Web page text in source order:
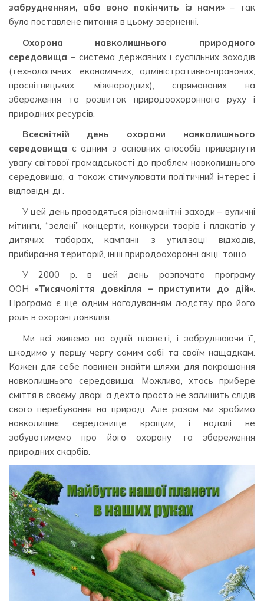
забрудненням, або воно покінчить із нами» – так
було поставлене питання в цьому зверненні.
Охорона навколишнього природного
середовища – система державних і суспільних заходів
(технологічних, економічних, адміністративно-правових,
просвітницьких, міжнародних), спрямованих на
збереження та розвиток природоохоронного руху і
природних ресурсів.
Всесвітній день охорони навколишнього
середовища є одним з основних способів привернути
увагу світової громадськості до проблем навколишнього
середовища, а також стимулювати політичний інтерес і
відповідні дії.
У цей день проводяться різноманітні заходи – вуличні
мітинги, “зелені” концерти, конкурси творів і плакатів у
дитячих таборах, кампанії з утилізації відходів,
прибирання територій, інші природоохоронні акції тощо.
У 2000 р. в цей день розпочато програму
ООН «Тисячоліття довкілля – приступити до дій».
Програма є ще одним нагадуванням людству про його
роль в охороні довкілля.
Ми всі живемо на одній планеті, і забруднюючи її,
шкодимо у першу чергу самим собі та своїм нащадкам.
Кожен для себе повинен знайти шляхи, для покращання
навколишнього середовища. Можливо, хтось прибере
сміття в своєму дворі, а дехто просто не залишить слідів
свого перебування на природі. Але разом ми зробимо
навколишнє середовище кращим, і надалі не
забуватимемо про його охорону та збереження
природних скарбів.